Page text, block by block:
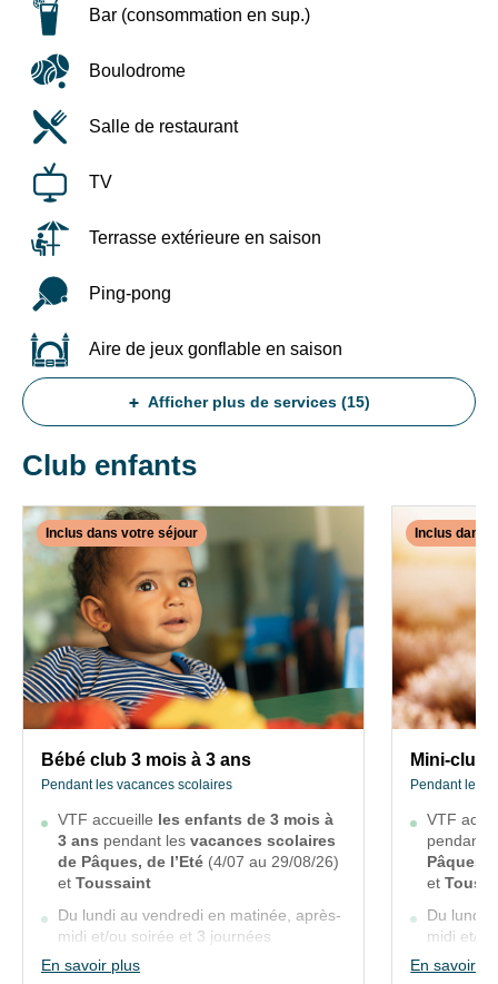
nuit
11€/nuit
par
adulte
pour
nuits
Bons
10%
de
remise
sur
séjours
quinzaine
+
10%
remise
sur
les
"Pack
itinérance"
avec
Céreste
Maxi
Family,
enfants
20%
remise
Bar (consommation en sup.)
Boulodrome
Salle de restaurant
TV
Terrasse extérieure en saison
Ping-pong
Aire de jeux gonflable en saison
Afficher plus de services (15)
Club enfants
Inclus dans votre séjour
Bébé club 3 mois à 3 ans
Pendant les vacances scolaires
VTF accueille les enfants de 3 mois à
3 ans pendant les vacances scolaires
de Pâques, de l’Eté (4/07 au 29/08/26)
et Toussaint
Du lundi au vendredi en matinée, après-
midi et/ou soirée et 3 journées
continues
En savoir plus
INCLUS
DANS
VOTRE
SÉJOUR
Bébé
club
3
mois
3
ans
Pendant
les
vacances
scolaires
Inclus dans
Mini-club
Pendant les
VTF
pendant
Pâques,
et
Du lundi
midi et/
En savoir
✕
DANS
VOTRE
SÉJOUR
Mini-
club
4
à
ans
Pendant
les
scolaires
VTF
liens
de
désinscription
ou
écrivant
à
contact-
RGPD@vtf-
Plus
d’info
sur
notre
de
confidentialité
mentions
légales
notre
site
web.